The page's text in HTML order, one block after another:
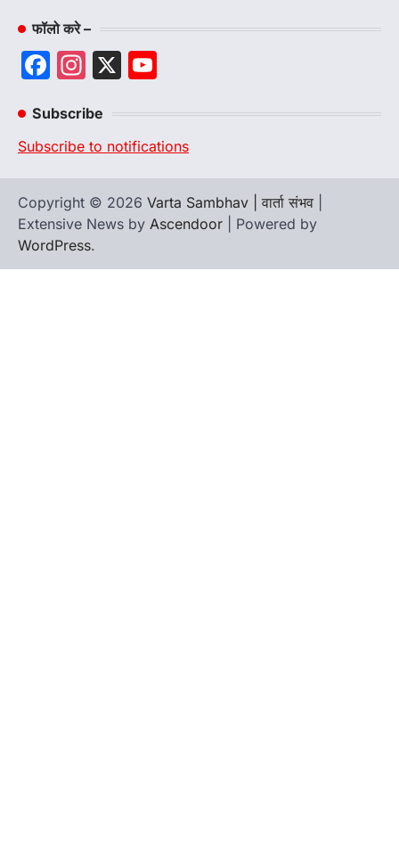
फॉलो करे –
Facebook
Instagram
X
Subscribe
Subscribe to notifications
Copyright © 2026 Varta Sambhav | वार्ता संभव
Extensive News by Ascendoor | Powered by
WordPress.